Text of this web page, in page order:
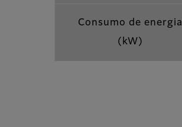
Consumo de energia
(kW)